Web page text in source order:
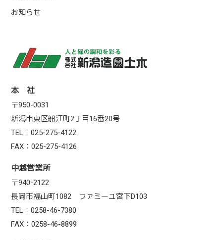
お知らせ
本 社
〒950-0031
新潟市東区船江町2丁目16番20号
TEL：025-275-4122
FAX：025-275-4126
中越営業所
〒940-2122
長岡市福山町1082 ファミーユ宮下D103
TEL：0258-46-7380
FAX：0258-46-8899